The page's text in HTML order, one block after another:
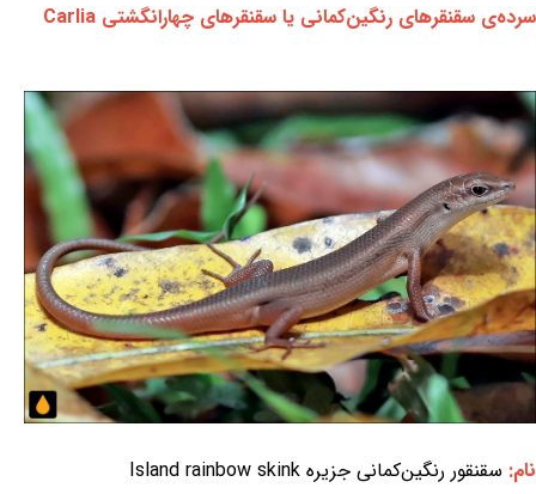
سرده‌ی سقنقرهای رنگین‌کمانی یا سقنقرهای چهارانگشتی Carlia
نام: سقنقور رنگین‌کمانی جزیره Island rainbow skink